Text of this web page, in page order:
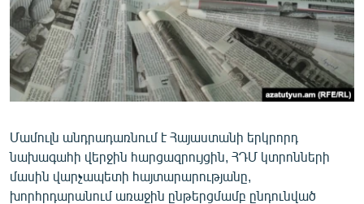
ՄԻՋԱԶԳԱՅԻՆ
ՄՇԱԿՈՒՅԹ
ՍՊՈՐՏ
ՄԵԿՆԱԲԱՆՈՒԹՅՈՒՆ
ՏՏ ԵՒ ԻՆՏԵՐՆԵՏ
ԿՈՐՈՆԱՎԻՐՈՒՍ
ԱՐԽԻՎ
Մամուլն անդրադառնում է Հայաստանի երկրորդ
նախագահի վերջին հարցազրույցին, ՀԴՄ կտրոնների
մասին վարչապետի հայտարարությանը,
խորհրդարանում առաջին ընթերցմամբ ընդունված